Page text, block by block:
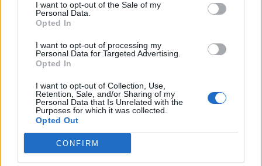
I want to opt-out of the Sale of my
Personal Data.
Opted In
I want to opt-out of processing my
Personal Data for Targeted Advertising.
Opted In
I want to opt-out of Collection, Use,
Retention, Sale, and/or Sharing of my
Personal Data that Is Unrelated with the
Purposes for which it was collected.
Opted Out
CONFIRM
SCIENZA E TECH
Libero ShoppingContattiPubblicitàCookie policy
Condizioni generali
Editoriale Libero S.r.l. - Sede Legale: Via dell’Aprica 18, 20158 Milano -